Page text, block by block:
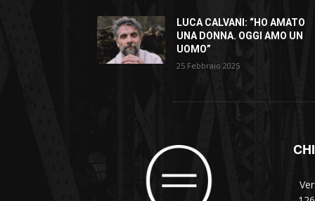
LUCA CALVANI: “HO AMATO
UNA DONNA. OGGI AMO UN
UOMO”
25 Febbraio 2025